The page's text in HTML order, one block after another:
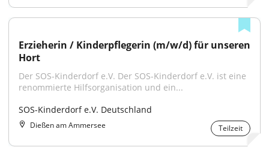
Erzieherin / Kinderpflegerin (m/w/d) für unseren
Hort
Der SOS-Kinderdorf e.V. Der SOS-Kinderdorf e.V. ist eine
renommierte Hilfsorganisation und ein...
SOS-Kinderdorf e.V. Deutschland
Dießen am Ammersee Teilzeit